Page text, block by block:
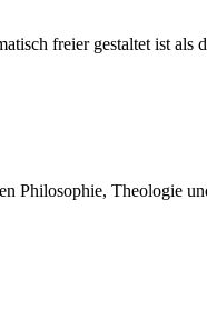
freier gestaltet ist
Philosophie, Theologie